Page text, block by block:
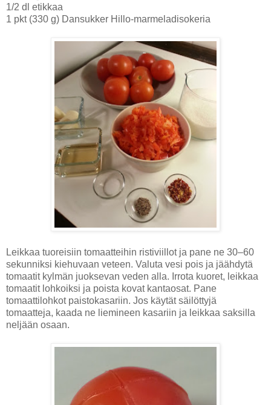
1/2 dl etikkaa
1 pkt (330 g) Dansukker Hillo-marmeladisokeria
Leikkaa tuoreisiin tomaatteihin ristiviillot ja pane ne 30–60
sekunniksi kiehuvaan veteen. Valuta vesi pois ja jäähdytä
tomaatit kylmän juoksevan veden alla. Irrota kuoret, leikkaa
tomaatit lohkoiksi ja poista kovat kantaosat. Pane
tomaattilohkot paistokasariin. Jos käytät säilöttyjä
tomaatteja, kaada ne liemineen kasariin ja leikkaa saksilla
neljään osaan.